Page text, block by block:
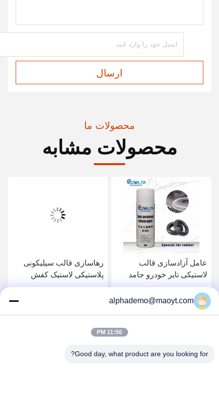
ارسال
محصولات ما
محصولات مشابه
عامل آزادسازی قالب
لاستیکی تایر خودرو جامد
بهترین قیمت را دریافت کنید
رهاسازی قالب سیلیکونی
پلاستیکی لاستیک کفش
بهترین قیمت را دریافت کنید alphademo@maoyt.com
11:56 PM
Good day, what product are you looking for?